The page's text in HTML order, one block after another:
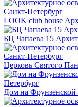
LOOK club house
БЦ Чапаева 15
Церковь Святого
Дом на Фрунзенской